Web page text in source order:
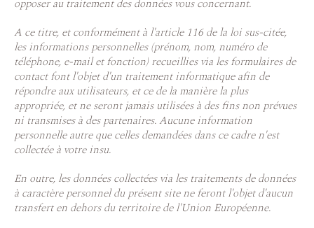
opposer au traitement des données vous concernant.
A ce titre, et conformément à l'article 116 de la loi sus-citée,
les informations personnelles (prénom, nom, numéro de
téléphone, e-mail et fonction) recueillies via les formulaires de
contact font l'objet d'un traitement informatique afin de
répondre aux utilisateurs, et ce de la manière la plus
appropriée, et ne seront jamais utilisées à des fins non prévues
ni transmises à des partenaires. Aucune information
personnelle autre que celles demandées dans ce cadre n'est
collectée à votre insu.
En outre, les données collectées via les traitements de données
à caractère personnel du présent site ne feront l'objet d'aucun
transfert en dehors du territoire de l'Union Européenne.